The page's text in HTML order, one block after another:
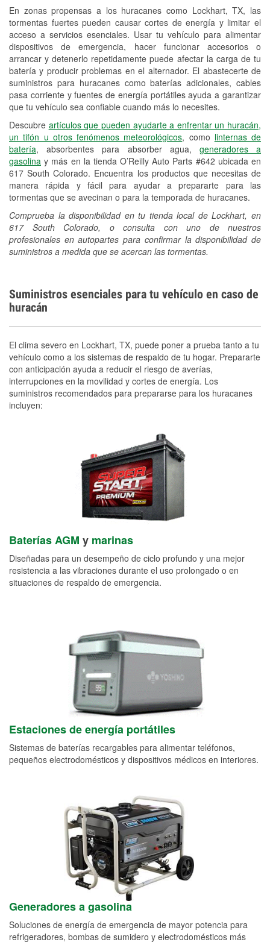
En zonas propensas a los huracanes como Lockhart, TX, las
tormentas fuertes pueden causar cortes de energía y limitar el
acceso a servicios esenciales. Usar tu vehículo para alimentar
dispositivos de emergencia, hacer funcionar accesorios o
arrancar y detenerlo repetidamente puede afectar la carga de tu
batería y producir problemas en el alternador. El abastecerte de
suministros para huracanes como baterías adicionales, cables
pasa corriente y fuentes de energía portátiles ayuda a garantizar
que tu vehículo sea confiable cuando más lo necesites.
Descubre artículos que pueden ayudarte a enfrentar un huracán,
un tifón u otros fenómenos meteorológicos, como linternas de
batería, absorbentes para absorber agua, generadores a
gasolina y más en la tienda O’Reilly Auto Parts #642 ubicada en
617 South Colorado. Encuentra los productos que necesitas de
manera rápida y fácil para ayudar a prepararte para las
tormentas que se avecinan o para la temporada de huracanes.
Comprueba la disponibilidad en tu tienda local de Lockhart, en
617 South Colorado, o consulta con uno de nuestros
profesionales en autopartes para confirmar la disponibilidad de
suministros a medida que se acercan las tormentas.
freno
Mangueras hidráulicas a la medida
Hurricane Supplies
Tornado Supplies
Conoce más
Idiomas adicionales
Español
Suministros esenciales para tu vehículo en caso de
huracán
El clima severo en Lockhart, TX, puede poner a prueba tanto a tu
vehículo como a los sistemas de respaldo de tu hogar. Prepararte
con anticipación ayuda a reducir el riesgo de averías,
interrupciones en la movilidad y cortes de energía. Los
suministros recomendados para prepararse para los huracanes
incluyen:
Baterías AGM y marinas
Diseñadas para un desempeño de ciclo profundo y una mejor
resistencia a las vibraciones durante el uso prolongado o en
situaciones de respaldo de emergencia.
Estaciones de energía portátiles
Sistemas de baterías recargables para alimentar teléfonos,
pequeños electrodomésticos y dispositivos médicos en interiores.
Generadores a gasolina
Soluciones de energía de emergencia de mayor potencia para
refrigeradores, bombas de sumidero y electrodomésticos más